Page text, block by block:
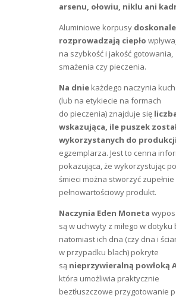
arsenu, ołowiu, niklu ani
Aluminiowe korpusy doskonale
rozprowadzają ciepło
na szybkość i jakość gotowania,
smażenia czy pieczenia.
Na dniekażdego naczynia
(lub na etykiecie na formach
do pieczenia) znajduje się
wskazująca, ile puszek
wykorzystanych do produkcji
egzemplarza. Jest to cenna
pokazująca, że wykorzystując
śmieci można stworzyć
pełnowartościowy produkt.
Naczynia Eden Moneta
są w uchwyty z miłego w dotyku
natomiast ich dna (czy dna i
w przypadku blach) pokryte
są nieprzywieralną powłoką
która umożliwia praktycznie
beztłuszczowe przygotowanie